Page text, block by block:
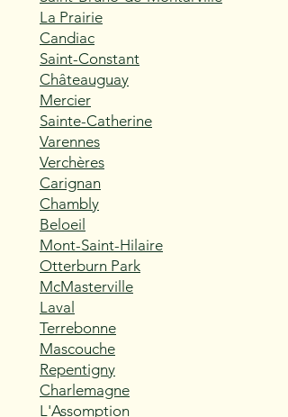
La Prairie
Candiac
Saint-Constant
Châteauguay
Mercier
Sainte-Catherine
Varennes
Verchères
Carignan
Chambly
Beloeil
Mont-Saint-Hilaire
Otterburn Park
McMasterville
Laval
Terrebonne
Mascouche
Repentigny
Charlemagne
L'Assomption